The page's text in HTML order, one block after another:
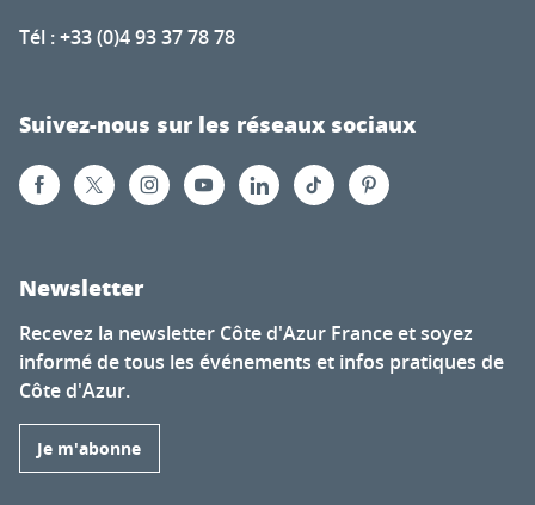
Tél : +33 (0)4 93 37 78 78
Suivez-nous sur les réseaux sociaux
Newsletter
Recevez la newsletter Côte d'Azur France et soyez
informé de tous les événements et infos pratiques de
Côte d'Azur.
Je m'abonne